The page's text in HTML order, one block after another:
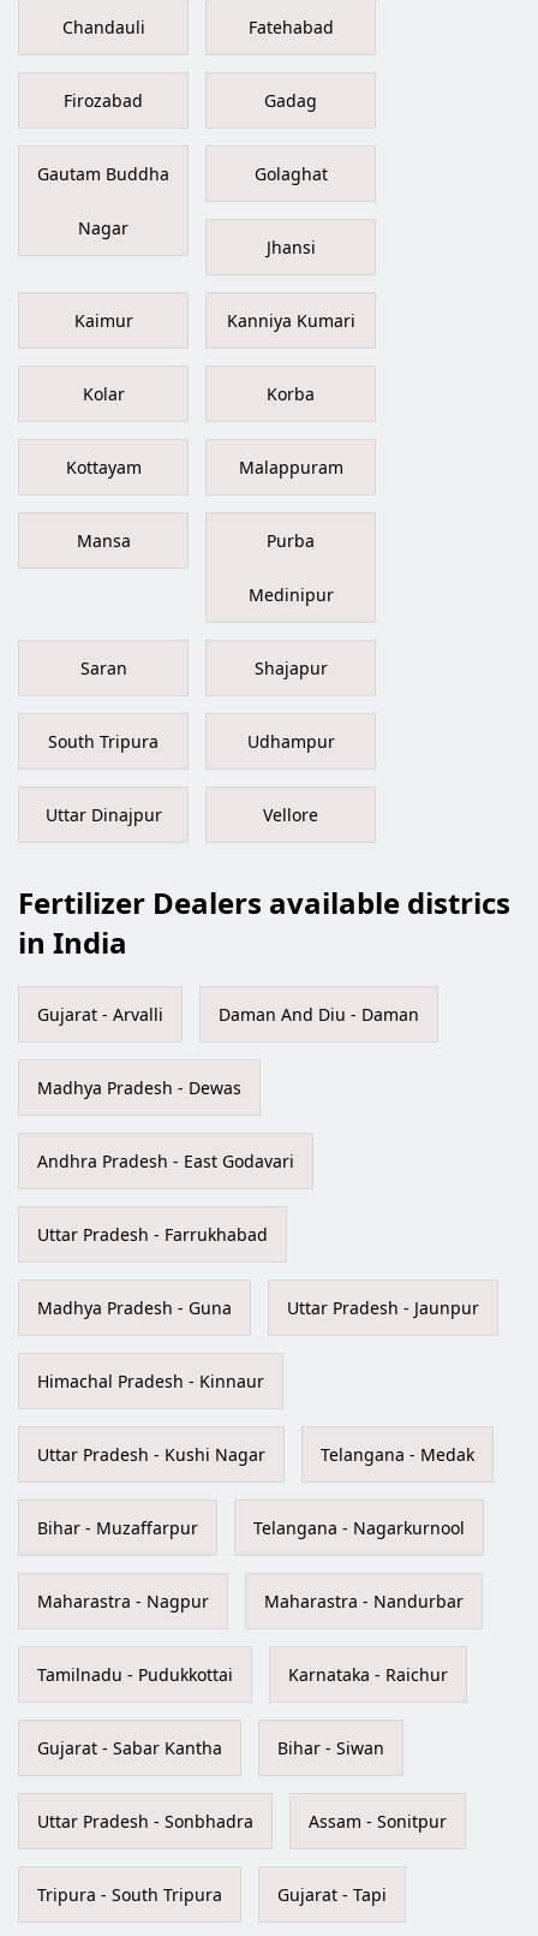
Chandauli Fatehabad
Firozabad Gadag
Gautam Buddha
Nagar
Golaghat
Jhansi
Kaimur Kanniya Kumari
Kolar Korba
Kottayam Malappuram
Mansa Purba
Medinipur
Saran Shajapur
South Tripura Udhampur
Uttar Dinajpur Vellore
Fertilizer Dealers available districs
in India
Gujarat - Arvalli Daman And Diu - Daman
Madhya Pradesh - Dewas
Andhra Pradesh - East Godavari
Uttar Pradesh - Farrukhabad
Madhya Pradesh - Guna Uttar Pradesh - Jaunpur
Himachal Pradesh - Kinnaur
Uttar Pradesh - Kushi Nagar Telangana - Medak
Bihar - Muzaffarpur Telangana - Nagarkurnool
Maharastra - Nagpur Maharastra - Nandurbar
Tamilnadu - Pudukkottai Karnataka - Raichur
Gujarat - Sabar Kantha Bihar - Siwan
Uttar Pradesh - Sonbhadra Assam - Sonitpur
Tripura - South Tripura Gujarat - Tapi